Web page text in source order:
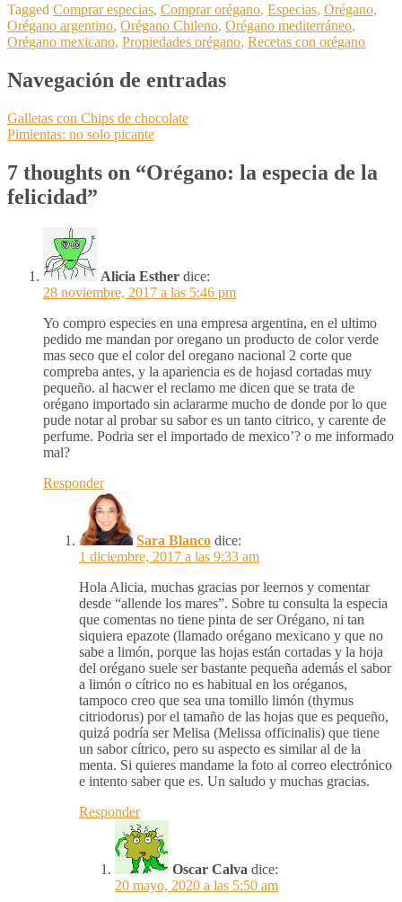
Tagged Comprar especias, Comprar orégano, Especias, Orégano,
Orégano argentino, Orégano Chileno, Orégano mediterráneo,
Orégano mexicano, Propiedades orégano, Recetas con orégano
Navegación de entradas
Galletas con Chips de chocolate
Pimientas: no solo picante
7 thoughts on “Orégano: la especia de la
felicidad”
Alicia Esther dice:
28 noviembre, 2017 a las 5:46 pm
Yo compro especies en una empresa argentina, en el ultimo
pedido me mandan por oregano un producto de color verde
mas seco que el color del oregano nacional 2 corte que
compreba antes, y la apariencia es de hojasd cortadas muy
pequeño. al hacwer el reclamo me dicen que se trata de
orégano importado sin aclararme mucho de donde por lo que
pude notar al probar su sabor es un tanto citrico, y carente de
perfume. Podria ser el importado de mexico’? o me informado
mal?
Responder
Sara Blanco dice:
1 diciembre, 2017 a las 9:33 am
Hola Alicia, muchas gracias por leernos y comentar
desde “allende los mares”. Sobre tu consulta la especia
que comentas no tiene pinta de ser Orégano, ni tan
siquiera epazote (llamado orégano mexicano y que no
sabe a limón, porque las hojas están cortadas y la hoja
del orégano suele ser bastante pequeña además el sabor
a limón o cítrico no es habitual en los oréganos,
tampoco creo que sea una tomillo limón (thymus
citriodorus) por el tamaño de las hojas que es pequeño,
quizá podría ser Melisa (Melissa officinalis) que tiene
un sabor cítrico, pero su aspecto es similar al de la
menta. Si quieres mandame la foto al correo electrónico
e intento saber que es. Un saludo y muchas gracias.
Responder
Oscar Calva dice:
20 mayo, 2020 a las 5:50 am